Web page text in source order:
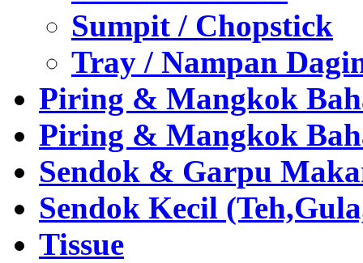
Sumpit / Chopstick
Tray / Nampan
Piring & Mangkok
Piring & Mangkok
Sendok & Garpu
Sendok Kecil
Tissue